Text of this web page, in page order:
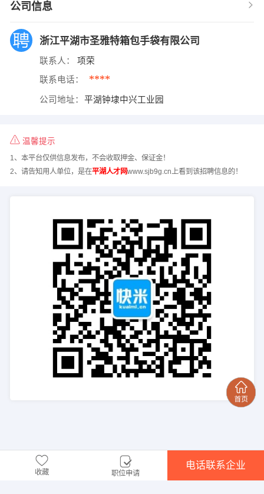
公司信息
浙江平湖市圣雅特箱包手袋有限公司
联系人： 项荣
联系电话： ****
公司地址： 平湖钟埭中兴工业园
温馨提示
1、本平台仅供信息发布，不会收取押金、保证金！
2、请告知用人单位，是在平湖人才网www.sjb9g.cn上看到该招聘信息的！
收藏 职位申请
电话联系企业